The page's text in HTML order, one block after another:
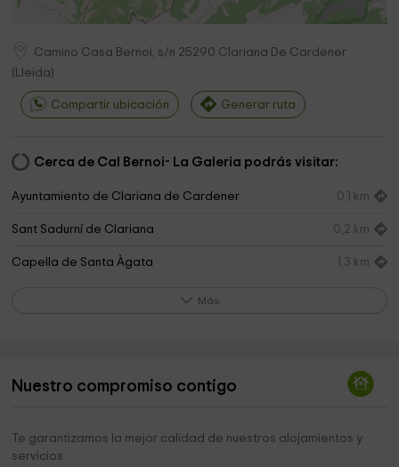
Camino Casa Bernoi, s/n 25290 Clariana De Cardener
( Lleida)
Compartir ubicación Generar ruta
Cerca de Cal Bernoi- La Galeria podrás visitar:
Ayuntamiento de Clariana de Cardener 0,1 km
Sant Sadurní de Clariana 0,2 km
Capella de Santa Àgata 1,3 km
Ermita de la Pietat 4,6 km
Turó Del Rossinyol
Más
Nuestro compromiso contigo
Te garantizamos la mejor calidad de nuestros alojamientos y
servicios